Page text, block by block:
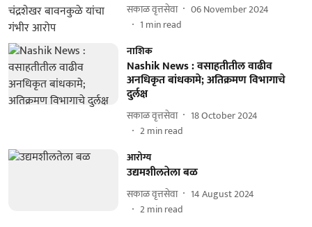
सकाळ वृत्तसेवा
06 November 2024
1 min read
नाशिक
Nashik News : वसाहतीतील वाढीव
अनधिकृत बांधकामे; अतिक्रमण विभागाचे
दुर्लक्ष
सकाळ वृत्तसेवा
18 October 2024
2min read
आरोग्य
उद्यमशीलतेला बळ
सकाळ वृत्तसेवा
14 August 2024
2min read